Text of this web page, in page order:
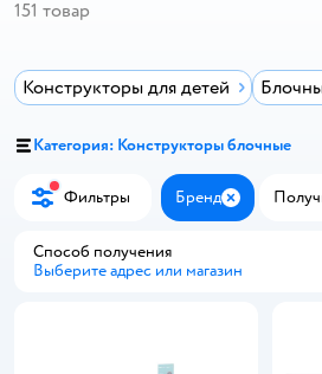
151 товар
Конструкторы для детей
Категория: Конструкторы блочные
Фильтры Бренд Закрыть
Способ получения
Выберите адрес или магазин